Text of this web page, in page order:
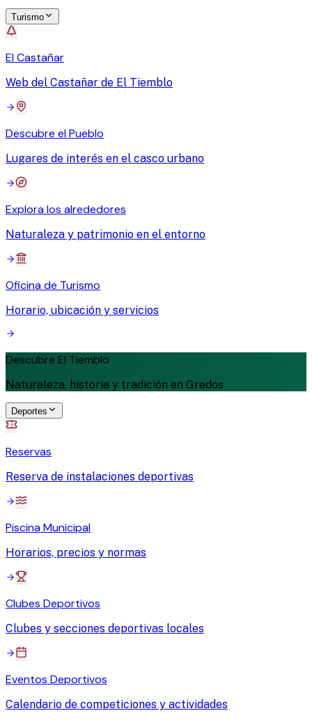
Turismo
El Castañar
Web del Castañar de El Tiemblo
Descubre el Pueblo
Lugares de interés en el casco urbano
Explora los alrededores
Naturaleza y patrimonio en el entorno
Oficina de Turismo
Horario, ubicación y servicios
Descubre El Tiemblo
Naturaleza, historia y tradición en Gredos
Deportes
Reservas
Reserva de instalaciones deportivas
Piscina Municipal
Horarios, precios y normas
Clubes Deportivos
Clubes y secciones deportivas locales
Eventos Deportivos
Calendario de competiciones y actividades